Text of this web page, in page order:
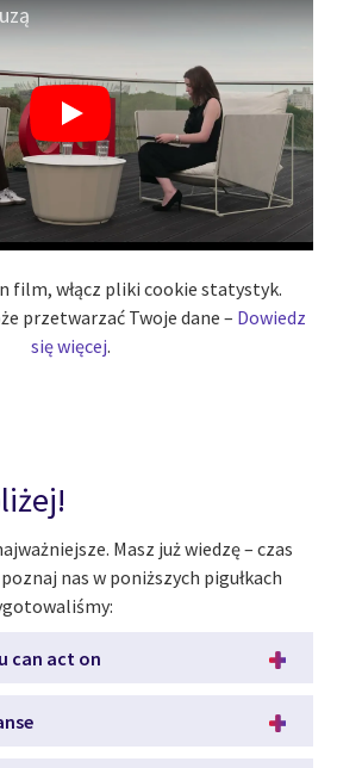
film, włącz pliki cookie statystyk.
przetwarzać Twoje dane – Dowiedz
się więcej.
Masz już wiedzę – czas
nas w poniższych pigułkach
can act on